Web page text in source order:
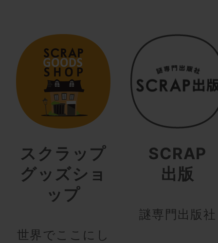
スクラップ
グッズショ
ップ
世界でここにし
SCRAP
出版
謎専門出版社